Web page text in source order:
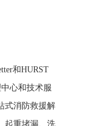
和HURST
心和技术服
式消防救援解
起重堵漏、洗